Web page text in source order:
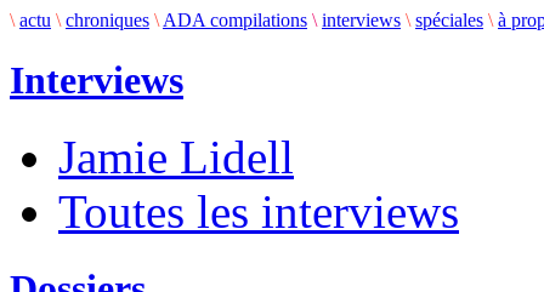
\ actu \ chroniques \ ADA compilations \ interviews \ spéciales \ à
Interviews
Jamie Lidell
Toutes les interviews